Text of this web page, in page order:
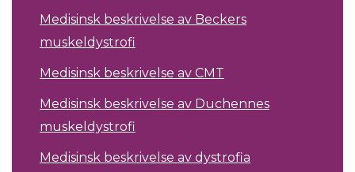
Medisinsk beskrivelse av Beckers
muskeldystrofi
Medisinsk beskrivelse av CMT
Medisinsk beskrivelse av Duchennes
muskeldystrofi
Medisinsk beskrivelse av dystrofia